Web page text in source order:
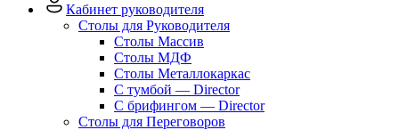
Кабинет руководителя
Столы для Руководителя
Столы Массив
Столы МДФ
Столы Металлокаркас
С тумбой — Director
C брифингом — Director
Столы для Переговоров